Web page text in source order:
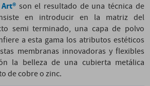
son el resultado de una técnica de
en introducir en la matriz del
semi terminado, una capa de polvo
a esta gama los atributos estéticos
membranas innovadoras y flexibles
la belleza de una cubierta metálica
de cobre o zinc.